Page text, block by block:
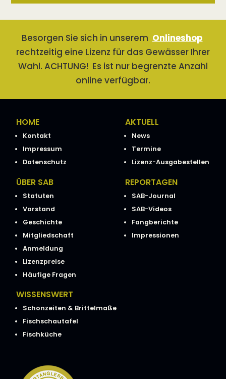
Besorgen Sie sich in unserem Onlineshop
rechtzeitig eine Lizenz für das Gewässer Ihrer
Wahl. ACHTUNG! Es ist nur begrenzte Anzahl
online verfügbar.
HOME
Kontakt
Impressum
Datenschutz
AKTUELL
News
Termine
Lizenz-Ausgabestellen
ÜBER SAB
Statuten
Vorstand
Geschichte
Mitgliedschaft
Anmeldung
Lizenzpreise
Häufige Fragen
REPORTAGEN
SAB-Journal
SAB-Videos
Fangberichte
Impressionen
WISSENSWERT
Schonzeiten & Brittelmaße
Fischschautafel
Fischküche